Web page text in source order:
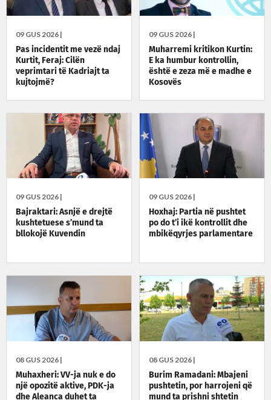
09 GUS 2026 |
Pas incidentit me vezë ndaj
Kurtit, Feraj: Cilën
veprimtari të Kadriajt ta
kujtojmë?
09 GUS 2026 |
Muharremi kritikon Kurtin:
E ka humbur kontrollin,
është e zeza më e madhe e
Kosovës
09 GUS 2026 |
Bajraktari: Asnjë e drejtë
kushtetuese s’mund ta
bllokojë Kuvendin
09 GUS 2026 |
Hoxhaj: Partia në pushtet
po do t’i ikë kontrollit dhe
mbikëqyrjes parlamentare
08 GUS 2026 |
Muhaxheri: VV-ja nuk e do
një opozitë aktive, PDK-ja
dhe Aleanca duhet ta
08 GUS 2026 |
Burim Ramadani: Mbajeni
pushtetin, por harrojeni që
mund ta prishni shtetin